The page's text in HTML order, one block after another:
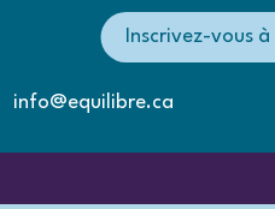
info@equilibre.ca
Inscrivez-vous